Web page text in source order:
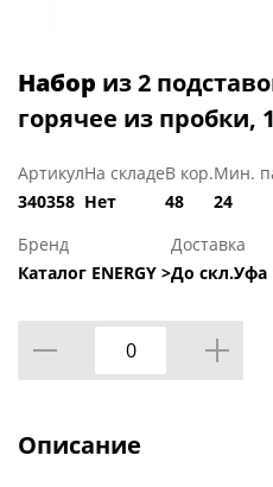
Набор из 2
горячее из пробки,
Артикул
340358
На складе
Нет
В кор.
48
Мин.
24
Бренд
Каталог ENERGY >
Доставка
До скл.Уфа
Описание